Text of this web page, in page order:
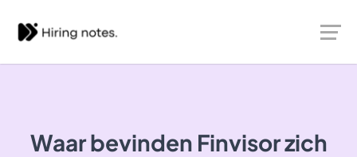
Waar bevinden Finvisor zich